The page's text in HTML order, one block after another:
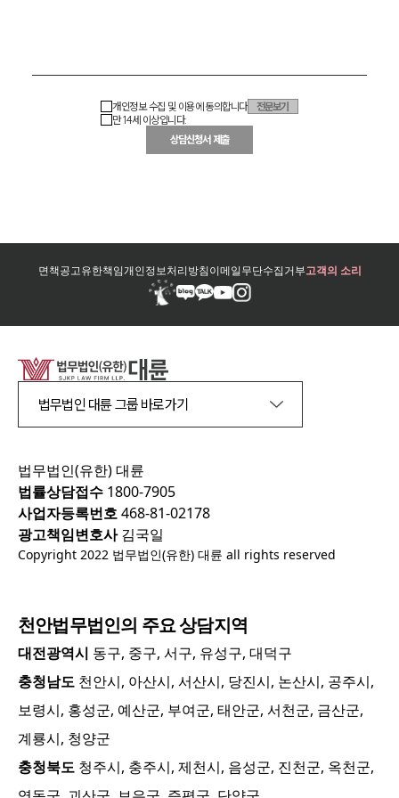
개인정보 수집 및 이용에 동의합니다
전문보기
만 14세 이상입니다.
상담신청서 제출
면책공고유한책임개인정보처리방침이메일무단수집거부고객의 소리
법무법인 대륜 그룹 바로가기
법무법인(유한) 대륜
법률상담접수 1800-7905
사업자등록번호468-81-02178
광고책임변호사김국일
Copyright 2022 법무법인(유한) 대륜 all rights reserved
천안법무법인의 주요 상담지역
대전광역시 동구, 중구, 서구, 유성구, 대덕구
충청남도 천안시, 아산시, 서산시, 당진시, 논산시, 공주시,
보령시, 홍성군, 예산군, 부여군, 태안군, 서천군, 금산군,
계룡시, 청양군
충청북도 청주시, 충주시, 제천시, 음성군, 진천군, 옥천군,